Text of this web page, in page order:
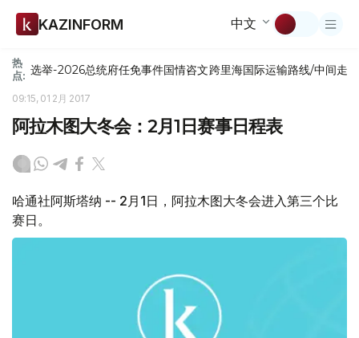
KAZINFORM 中文
热
点: 选举-2026总统府任免事件国情咨文跨里海国际运输路线/中间走廊
09:15, 01 2月 2017
阿拉木图大冬会：2月1日赛事日程表
哈通社阿斯塔纳 -- 2月1日，阿拉木图大冬会进入第三个比
赛日。